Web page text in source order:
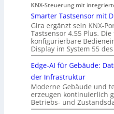
KNX-Steuerung mit
Smarter Tastsensor mit
Gira ergänzt sein KNX-
Tastsensor 4.55 Plus.
konfigurierbare
Display im System 55
Edge-AI für Gebäude:
der Infrastruktur
Moderne Gebäude und
erzeugen kontinuierlich
Betriebs- und